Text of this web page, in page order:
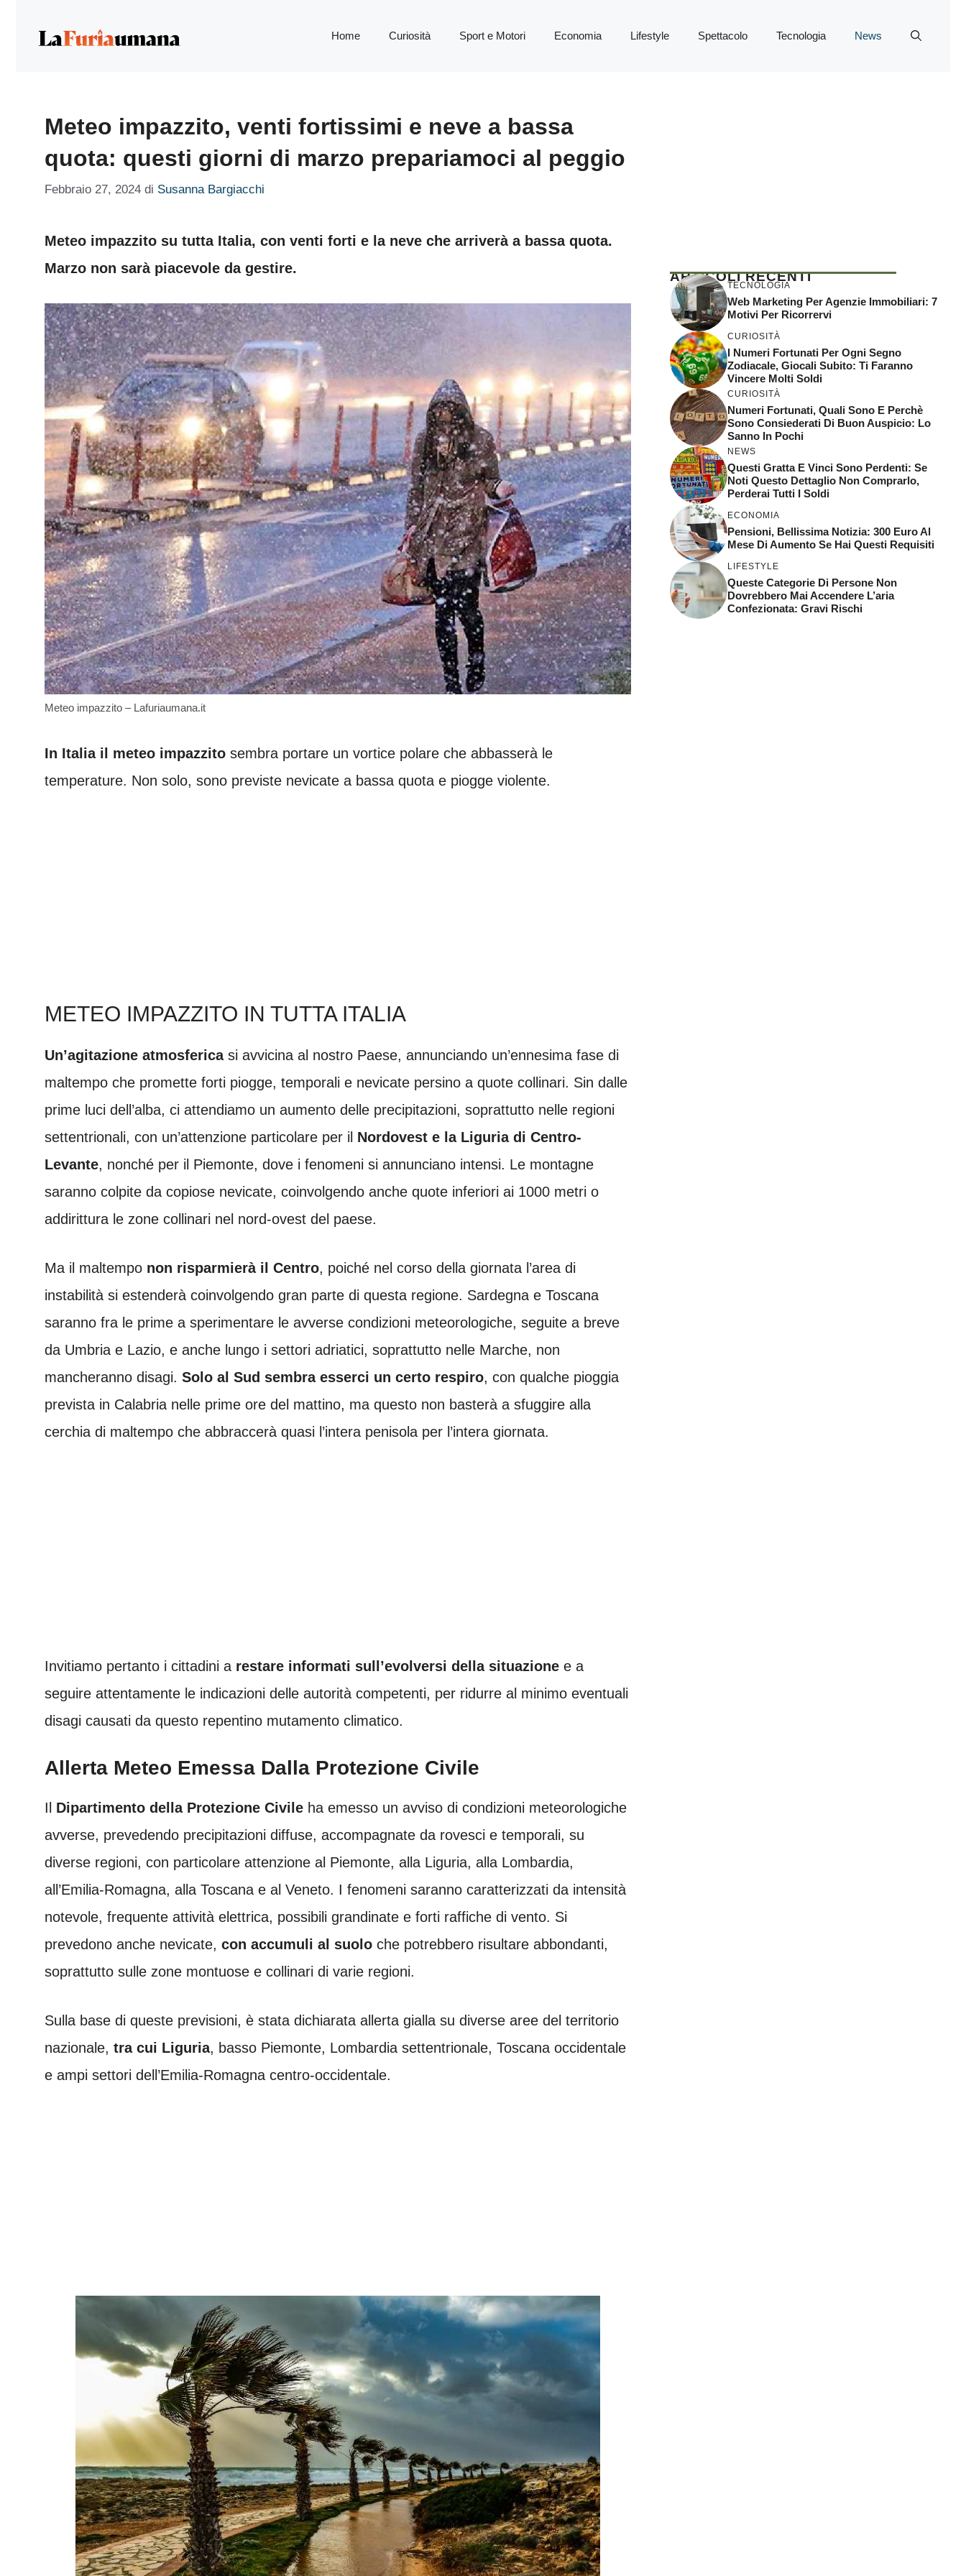
Home Curiosità Sport e Motori Economia Lifestyle Spettacolo Tecnologia News
Meteo impazzito, venti fortissimi e neve a bassa
quota: questi giorni di marzo prepariamoci al peggio
Febbraio 27, 2024 di Susanna Bargiacchi
Meteo impazzito su tutta Italia, con venti forti e la neve che arriverà a bassa quota.
Marzo non sarà piacevole da gestire.
Meteo impazzito – Lafuriaumana.it
In Italia il meteo impazzito sembra portare un vortice polare che abbasserà le
temperature. Non solo, sono previste nevicate a bassa quota e piogge violente.
METEO IMPAZZITO IN TUTTA ITALIA
Un’agitazione atmosfericasi avvicina al nostro Paese, annunciando un’ennesima fase di
maltempo che promette forti piogge, temporali e nevicate persino a quote collinari. Sin dalle
prime luci dell’alba, ci attendiamo un aumento delle precipitazioni, soprattutto nelle regioni
settentrionali, con un’attenzione particolare per il Nordovest e la Liguria di Centro-
Levante, nonché per il Piemonte, dove i fenomeni si annunciano intensi. Le montagne
saranno colpite da copiose nevicate, coinvolgendo anche quote inferiori ai 1000 metri o
addirittura le zone collinari nel nord-ovest del paese.
Ma il maltempo non risparmierà il Centro, poiché nel corso della giornata l’area di
instabilità si estenderà coinvolgendo gran parte di questa regione. Sardegna e Toscana
saranno fra le prime a sperimentare le avverse condizioni meteorologiche, seguite a breve
da Umbria e Lazio, e anche lungo i settori adriatici, soprattutto nelle Marche, non
mancheranno disagi. Solo al Sud sembra esserci un certo respiro, con qualche pioggia
prevista in Calabria nelle prime ore del mattino, ma questo non basterà a sfuggire alla
cerchia di maltempo che abbraccerà quasi l’intera penisola per l’intera giornata.
Invitiamo pertanto i cittadini a restare informati sull’evolversi della situazione e a
seguire attentamente le indicazioni delle autorità competenti, per ridurre al minimo eventuali
disagi causati da questo repentino mutamento climatico.
Allerta Meteo Emessa Dalla Protezione Civile
Il Dipartimento della Protezione Civile ha emesso un avviso di condizioni meteorologiche
avverse, prevedendo precipitazioni diffuse, accompagnate da rovesci e temporali, su
diverse regioni, con particolare attenzione al Piemonte, alla Liguria, alla Lombardia,
all’Emilia-Romagna, alla Toscana e al Veneto. I fenomeni saranno caratterizzati da intensità
notevole, frequente attività elettrica, possibili grandinate e forti raffiche di vento. Si
prevedono anche nevicate, con accumuli al suolo che potrebbero risultare abbondanti,
soprattutto sulle zone montuose e collinari di varie regioni.
Sulla base di queste previsioni, è stata dichiarata allerta gialla su diverse aree del territorio
nazionale, tra cui Liguria, basso Piemonte, Lombardia settentrionale, Toscana occidentale
e ampi settori dell’Emilia-Romagna centro-occidentale.
ARTICOLI RECENTI
TECNOLOGIA
Web Marketing Per Agenzie Immobiliari: 7
Motivi Per Ricorrervi
CURIOSITÀ
I Numeri Fortunati Per Ogni Segno
Zodiacale, Giocali Subito: Ti Faranno
Vincere Molti Soldi
CURIOSITÀ
Numeri Fortunati, Quali Sono E Perchè
Sono Consiederati Di Buon Auspicio: Lo
Sanno In Pochi
NEWS
Questi Gratta E Vinci Sono Perdenti: Se
Noti Questo Dettaglio Non Comprarlo,
Perderai Tutti I Soldi
ECONOMIA
Pensioni, Bellissima Notizia: 300 Euro Al
Mese Di Aumento Se Hai Questi Requisiti
LIFESTYLE
Queste Categorie Di Persone Non
Dovrebbero Mai Accendere L’aria
Confezionata: Gravi Rischi